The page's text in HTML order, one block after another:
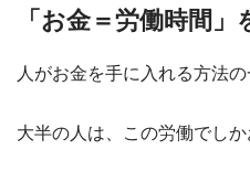
「お金＝労働時間
人がお金を手に入れる方法
大半の人は、この労働でし